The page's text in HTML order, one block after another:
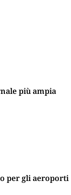
più ampia
per gli aeroporti